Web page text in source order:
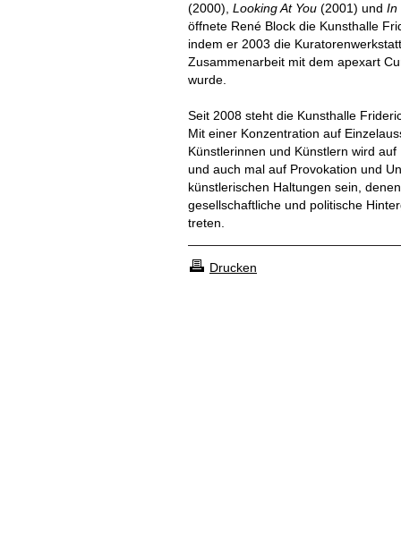
(2000), Looking At You (2001) und In
öffnete René Block die Kunsthalle
indem er 2003 die
Zusammenarbeit mit dem apexart
wurde.
Seit 2008 steht die Kunsthalle
Mit einer Konzentration auf
Künstlerinnen und Künstlern wird
und auch mal auf Provokation und
künstlerischen Haltungen sein,
gesellschaftliche und politische
treten.
Drucken